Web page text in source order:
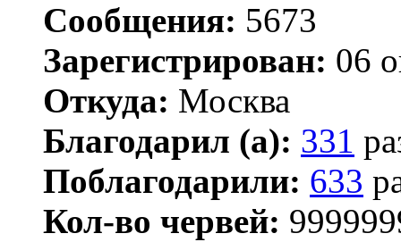
Сообщения: 5673
Зарегистрирован: 06
Откуда: Москва
Благодарил (а): 331
Поблагодарили: 633
Кол-во червей: